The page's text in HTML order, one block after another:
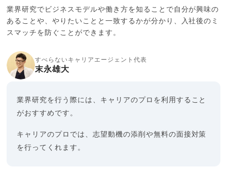
業界研究でビジネスモデルや働き方を知ることで自分が興味の
あることや、やりたいことと一致するかが分かり、入社後のミ
スマッチを防ぐことができます。
すべらないキャリアエージェント代表
末永雄大
業界研究を行う際には、キャリアのプロを利用すること
がおすすめです。
キャリアのプロでは、志望動機の添削や無料の面接対策
を行ってくれます。